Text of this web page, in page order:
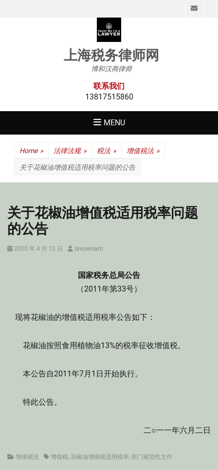
上海税务律师网
博和汉商律师
联系我们
13817515860
MENU
Home » 法律法规 » 税法 » 增值税法 »
关于花椒油增值税适用税率问题的公告
关于花椒油增值税适用税率问题
的公告
Posted
2020 年 4 月 12 日 Authorlawyersam
国家税务总局公告
（2011年第33号）
现将花椒油的增值税适用税率公告如下：
花椒油按照食用植物油13%的税率征收增值税。
本公告自2011年7月1日开始执行。
特此公告。
二○一一年六月二日
Categories
增值税法 Tags增值税, 花椒油增值税适用税率, 部门规范性文件